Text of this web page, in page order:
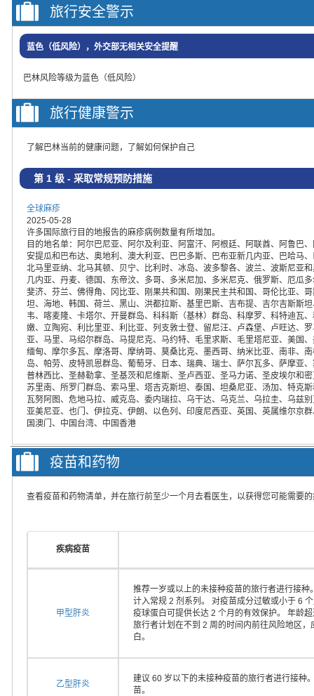
旅行安全警示
蓝色（低风险），外交部无相关安全提醒
巴林风险等级为蓝色（低风险）
旅行健康警示
了解巴林当前的健康问题，了解如何保护自己
第 1 级 - 采取常规预防措施
全球麻疹
2025-05-28
许多国际旅行目的地报告的麻疹病例数量有所增加。
目的地名单：阿尔巴尼亚、阿尔及利亚、阿富汗、阿根廷、阿联酋、阿鲁巴
安提瓜和巴布达、奥地利、澳大利亚、巴巴多斯、巴布亚新几内亚、巴哈马
北马里亚纳、北马其顿、贝宁、比利时、冰岛、波多黎各、波兰、波斯尼亚
几内亚、丹麦、德国、东帝汶、多哥、多米尼加、多米尼克、俄罗斯、厄瓜
斐济、芬兰、佛得角、冈比亚、刚果共和国、刚果民主共和国、哥伦比亚、
坦、海地、韩国、荷兰、黑山、洪都拉斯、基里巴斯、吉布提、吉尔吉斯斯
韦、喀麦隆、卡塔尔、开曼群岛、科科斯（基林）群岛、科摩罗、科特迪瓦
嫩、立陶宛、利比里亚、利比亚、列支敦士登、留尼汪、卢森堡、卢旺达、
亚、马里、马绍尔群岛、马提尼克、马约特、毛里求斯、毛里塔尼亚、美国
缅甸、摩尔多瓦、摩洛哥、摩纳哥、莫桑比克、墨西哥、纳米比亚、南非、
岛、帕劳、皮特凯恩群岛、葡萄牙、日本、瑞典、瑞士、萨尔瓦多、萨摩亚
普林西比、圣赫勒拿、圣基茨和尼维斯、圣卢西亚、圣马力诺、圣皮埃尔和
苏里南、所罗门群岛、索马里、塔吉克斯坦、泰国、坦桑尼亚、汤加、特克
瓦努阿图、危地马拉、威克岛、委内瑞拉、乌干达、乌克兰、乌拉圭、乌兹
亚美尼亚、也门、伊拉克、伊朗、以色列、印度尼西亚、英国、英属维尔京
国澳门、中国台湾、中国香港
疫苗和药物
查看疫苗和药物清单，并在旅行前至少一个月去看医生，以获得您可能需要
疾病疫苗
甲型肝炎
推荐一岁或以上的未接种疫苗的旅行者进行接
计入常规 2 剂系列。 对疫苗成分过敏或小于 6
疫球蛋白可提供长达 2 个月的有效保护。 年龄
旅行者计划在不到 2 周的时间内前往风险地区
白。
乙型肝炎
建议 60 岁以下的未接种疫苗的旅行者进行接种
苗。